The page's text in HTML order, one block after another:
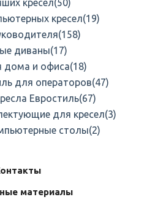
кресел(50)
кресел(19)
(158)
диваны(17)
дома и офиса(18)
для операторов(47)
Евростиль(67)
для кресел(3)
столы(2)
материалы